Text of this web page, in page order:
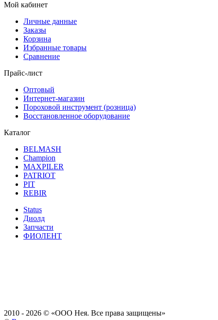
Мой кабинет
Личные данные
Заказы
Корзина
Избранные товары
Сравнение
Прайс-лист
Оптовый
Интернет-магазин
Пороховой инструмент (розница)
Восстановленное оборудование
Каталог
BELMASH
Champion
MAXPILER
PATRIOT
PIT
REBIR
Status
Диолд
Запчасти
ФИОЛЕНТ
2010 - 2026 © «ООО Нея. Все права защищены»